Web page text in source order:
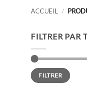
ACCUEIL /
FILTRER PAR
Prix
min
Prix
maxFILTRER